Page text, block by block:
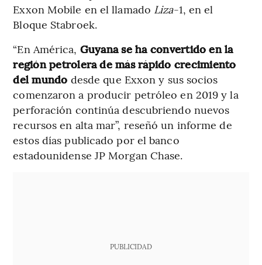
Exxon Mobile en el llamado Liza-1, en el
Bloque Stabroek.
“En América, Guyana se ha convertido en la
región petrolera de más rápido crecimiento
del mundo desde que Exxon y sus socios
comenzaron a producir petróleo en 2019 y la
perforación continúa descubriendo nuevos
recursos en alta mar”, reseñó un informe de
estos días publicado por el banco
estadounidense JP Morgan Chase.
PUBLICIDAD